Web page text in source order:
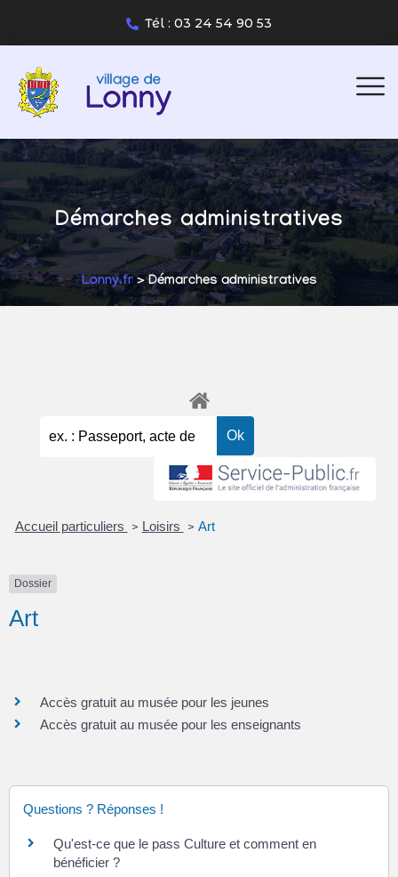
Tél : 03 24 54 90 53
Démarches administratives
Lonny.fr> Démarches administratives
Accueil particuliers > Loisirs > Art
Dossier
Art
Accès gratuit au musée pour les jeunes
Accès gratuit au musée pour les enseignants
Questions ? Réponses !
Qu'est-ce que le pass Culture et comment en
bénéficier ?